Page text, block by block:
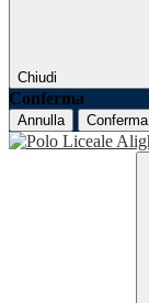
Chiudi
Conferma
Annulla Conferma